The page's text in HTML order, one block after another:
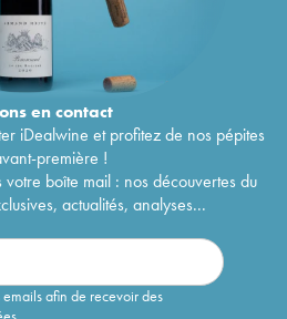
encontact
iDealwine et profitez de nos pépites
première !
boîte mail : nos découvertes du
actualités, analyses...
afin de recevoir des